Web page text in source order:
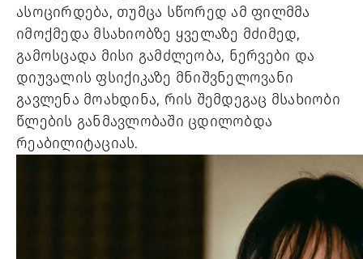
ასოცირდება, თუმცა სწორედ ამ ფილმმა
იმოქმედა მსახიობზე ყველაზე მძიმედ,
გამოსცადა მისი გამძლეობა, ნერვები და
დიუვალის ფსიქიკაზე მნიშვნელოვანი
გავლენა მოახდინა, რის შემდეგაც მსახიობი
წლების განმავლობაში ცდილობდა
რეაბილიტაციას.